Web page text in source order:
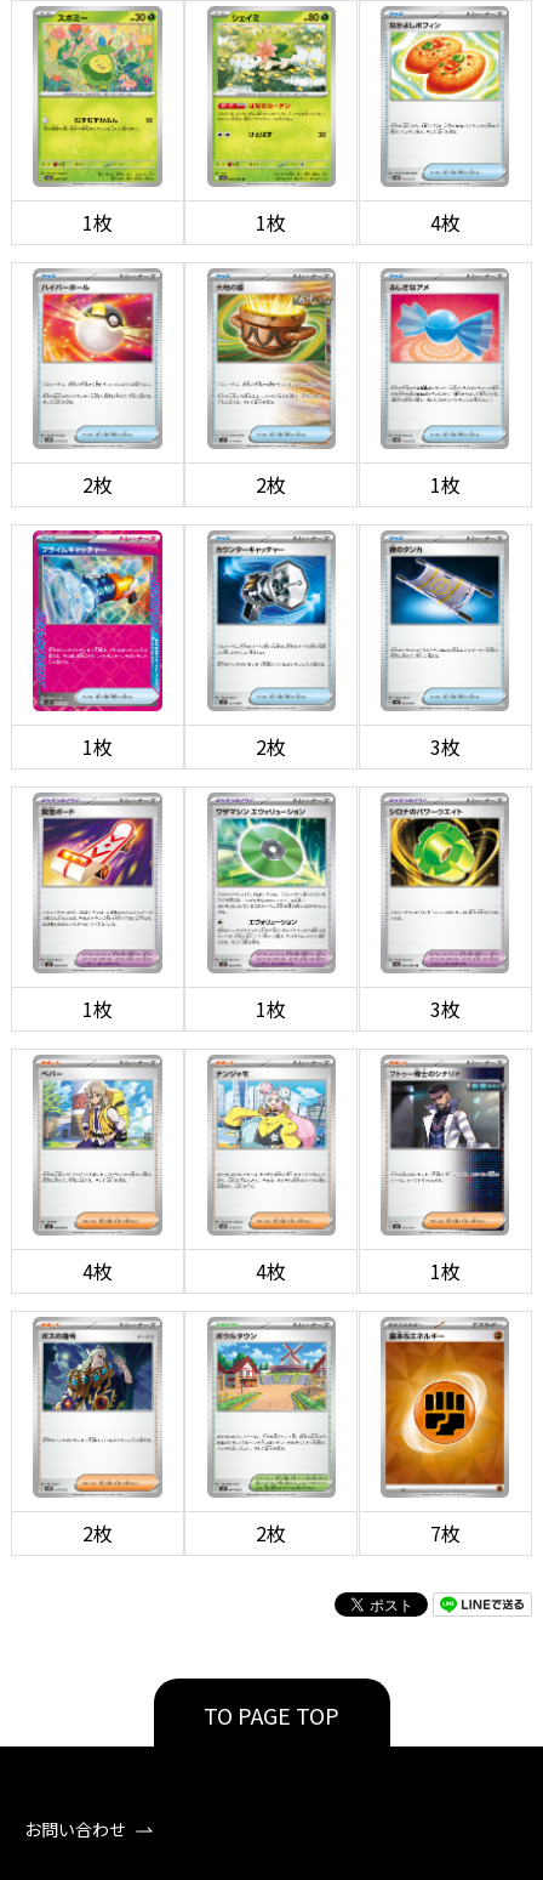
1枚 1枚 4枚
2枚 2枚 1枚
1枚 2枚 3枚
1枚 1枚 3枚
4枚 4枚 1枚
2枚 2枚 7枚
TO PAGE TOP
お問い合わせ